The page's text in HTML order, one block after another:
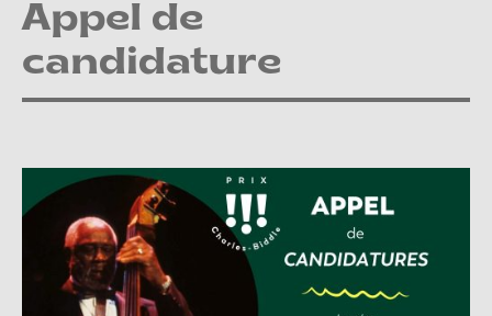
Appel de
candidature